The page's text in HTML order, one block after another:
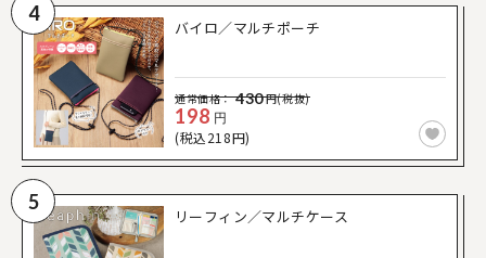
4
バイロ／マルチポーチ
通常価格： 430円(税抜)
198 円
(税込218円)
5
リーフィン／マルチケース